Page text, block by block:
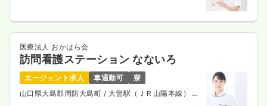
医療法人 おかはら会
訪問看護ステーション なないろ
エージェント求人 車通勤可
寮
山口県大島郡周防大島町 / 大畠駅（ＪＲ山陽本線） 車